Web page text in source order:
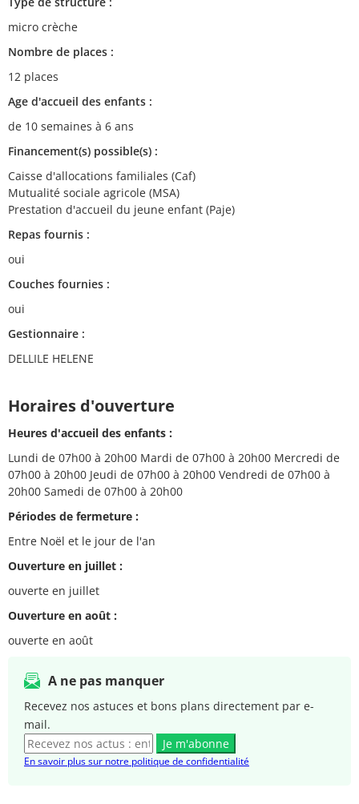
micro crèche
Nombre de places :
12 places
Age d'accueil des enfants :
de 10 semaines à 6 ans
Financement(s) possible(s) :
Caisse d'allocations familiales (Caf)
Mutualité sociale agricole (MSA)
Prestation d'accueil du jeune enfant (Paje)
Repas fournis :
oui
Couches fournies :
oui
Gestionnaire :
DELLILE HELENE
Horaires d'ouverture
Heures d'accueil des enfants :
Lundi de 07h00 à 20h00 Mardi de 07h00 à 20h00 Mercredi de
07h00 à 20h00 Jeudi de 07h00 à 20h00 Vendredi de 07h00 à
20h00 Samedi de 07h00 à 20h00
Périodes de fermeture :
Entre Noël et le jour de l'an
Ouverture en juillet :
ouverte en juillet
Ouverture en août :
ouverte en août
A ne pas manquer
Recevez nos astuces et bons plans directement par e-
mail.
Je m'abonne
En savoir plus sur notre politique de confidentialité